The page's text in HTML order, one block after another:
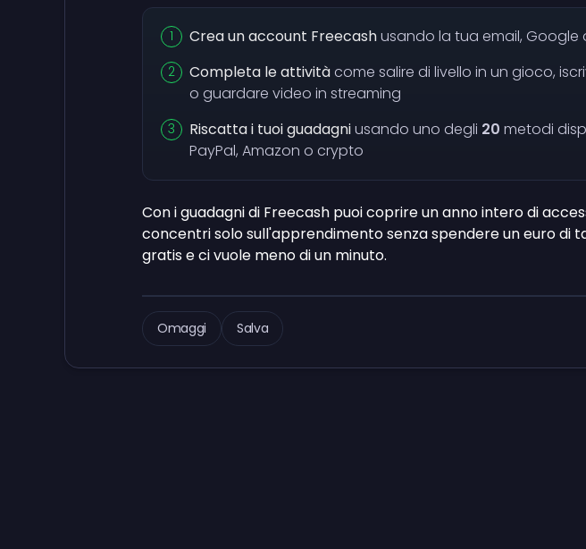
Crea un account Freecashusando la tua email, Google
Completa le attività come salire di livello in un gioco,
o guardare video in streaming
Riscatta i tuoi guadagniusando uno degli 20 metodi
PayPal, Amazon o crypto
Con i guadagni di Freecash puoi coprire un anno intero di
concentri solo sull'apprendimento senza spendere un euro di
gratis e ci vuole meno di un minuto.
Omaggi Salva